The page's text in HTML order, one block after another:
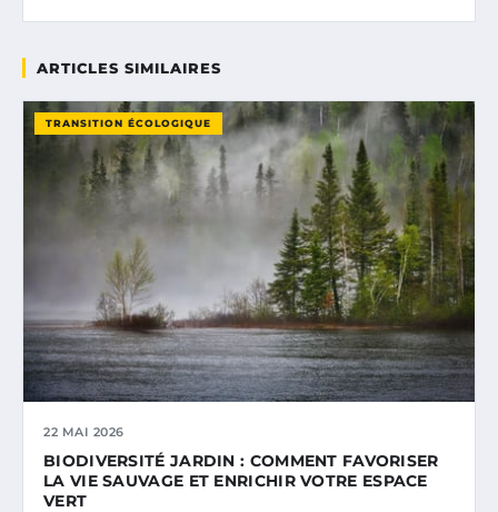
ARTICLES SIMILAIRES
TRANSITION ÉCOLOGIQUE
22 MAI 2026
BIODIVERSITÉ JARDIN : COMMENT FAVORISER
LA VIE SAUVAGE ET ENRICHIR VOTRE ESPACE
VERT